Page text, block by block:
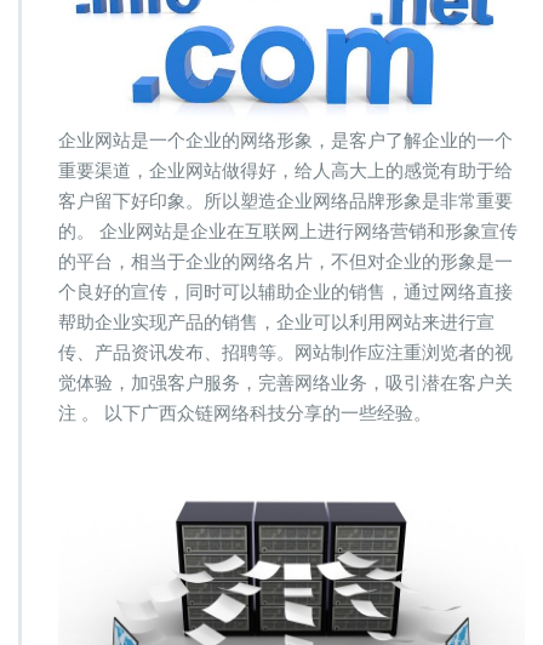
企业网站是一个企业的网络形象，是客户了解企业的一个
重要渠道，企业网站做得好，给人高大上的感觉有助于给
客户留下好印象。所以塑造企业网络品牌形象是非常重要
的。 企业网站是企业在互联网上进行网络营销和形象宣传
的平台，相当于企业的网络名片，不但对企业的形象是一
个良好的宣传，同时可以辅助企业的销售，通过网络直接
帮助企业实现产品的销售，企业可以利用网站来进行宣
传、产品资讯发布、招聘等。网站制作应注重浏览者的视
觉体验，加强客户服务，完善网络业务，吸引潜在客户关
注 。 以下广西众链网络科技分享的一些经验。